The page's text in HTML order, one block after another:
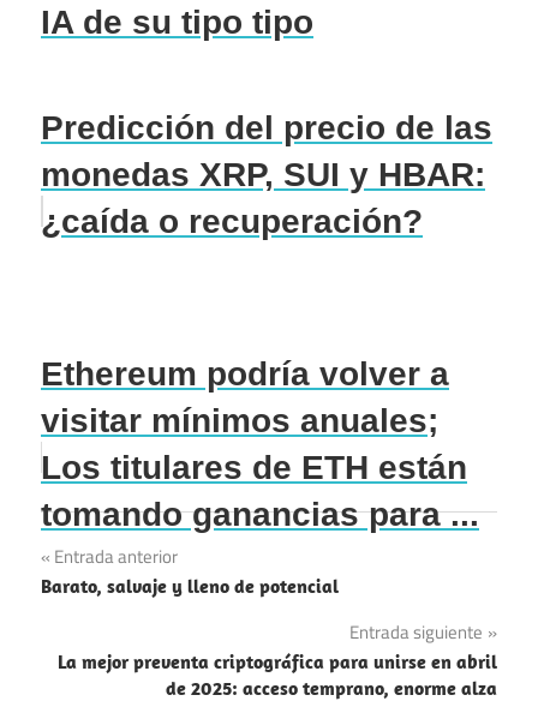
IA de su tipo tipo
Predicción del precio de las
monedas XRP, SUI y HBAR:
¿caída o recuperación?
Ethereum podría volver a
visitar mínimos anuales;
Los titulares de ETH están
tomando ganancias para ...
Navegación
de
entradas
Entrada anterior
Barato, salvaje y lleno de potencial
Entrada siguiente
La mejor preventa criptográfica para unirse en abril
de 2025: acceso temprano, enorme alza